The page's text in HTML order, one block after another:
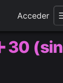
Acceder
30 (sin